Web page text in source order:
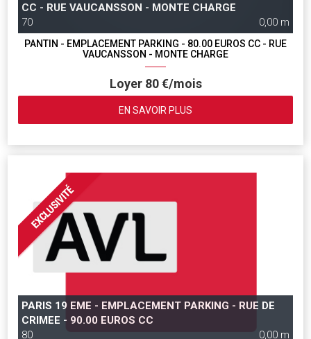
CC - RUE VAUCANSSON - MONTE CHARGE
70
0,00 m
PANTIN - EMPLACEMENT PARKING - 80.00 EUROS CC - RUE
VAUCANSSON - MONTE CHARGE
Loyer 80 €/mois
EN SAVOIR PLUS
PARIS 19 EME - EMPLACEMENT PARKING - RUE DE
CRIMEE - 90.00 EUROS CC
80
0,00 m